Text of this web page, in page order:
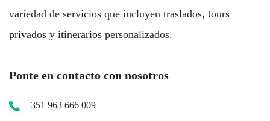
variedad de servicios que incluyen traslados, tours
privados y itinerarios personalizados.
Ponte en contacto con nosotros
+351 963 666 009